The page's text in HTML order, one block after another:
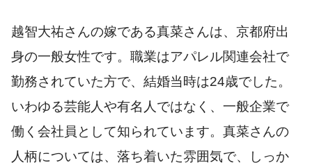
越智大祐さんの嫁である真菜さんは、京都府出
身の一般女性です。職業はアパレル関連会社で
勤務されていた方で、結婚当時は24歳でした。
いわゆる芸能人や有名人ではなく、一般企業で
働く会社員として知られています。真菜さんの
人柄については、落ち着いた雰囲気で、しっか